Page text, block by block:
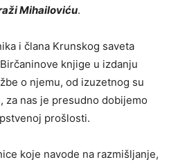
Mihailoviću.
i člana Krunskog saveta
knjige u izdanju
o njemu, od izuzetnog su
za nas je presudno dobijemo
prošlosti.
koje navode na razmišljanje,